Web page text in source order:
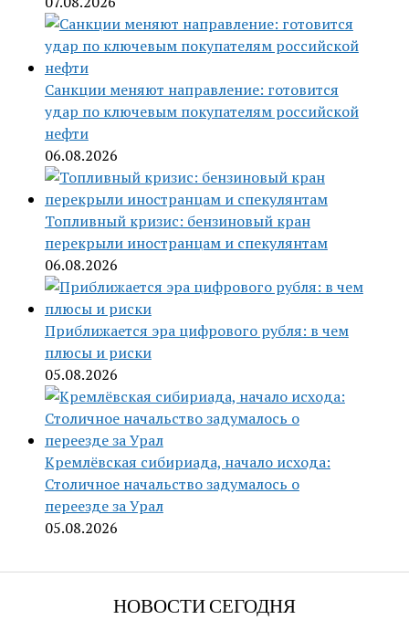
Санкции меняют направление: готовится
удар по ключевым покупателям российской
нефти
06.08.2026
Топливный кризис: бензиновый кран
перекрыли иностранцам и спекулянтам
06.08.2026
Приближается эра цифрового рубля: в чем
плюсы и риски
05.08.2026
Кремлёвская сибириада, начало исхода:
Столичное начальство задумалось о
переезде за Урал
05.08.2026
НОВОСТИ СЕГОДНЯ